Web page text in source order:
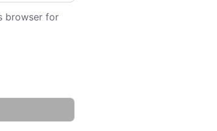
browser for